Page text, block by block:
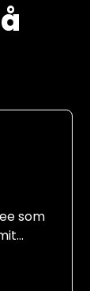
som
i